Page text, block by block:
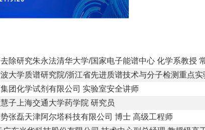
除研究朱永法清华大学/国家电子能谱中心 化学系教授
大学质谱研究院/浙江省先进质谱技术与分子检测重点实
团化学试剂有限公司 实验室安全讲师
子上海交通大学药学院 研究员
张磊天津阿尔塔科技有限公司 博士 高级工程师